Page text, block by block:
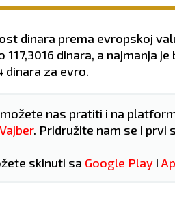
dinara prema evropskoj
dinara, a najmanja
dinara za evro.
nas pratiti i na
Vajber. Pridružite nam se i prvi
skinuti sa Google Play i